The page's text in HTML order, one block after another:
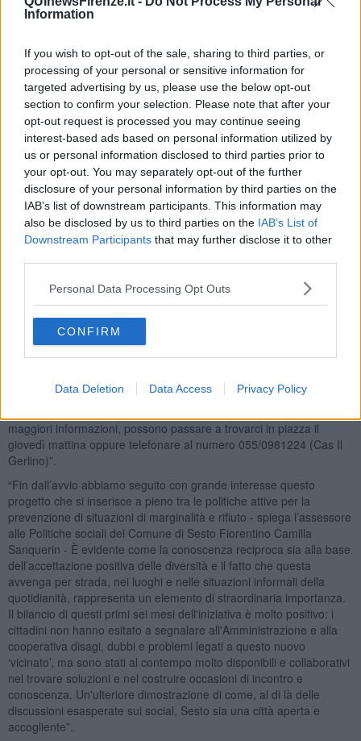
Information
If you wish to opt-out of the sale, sharing to third parties, or
processing of your personal or sensitive information for
targeted advertising by us, please use the below opt-out
section to confirm your selection. Please note that after your
opt-out request is processed you may continue seeing
interest-based ads based on personal information utilized by
us or personal information disclosed to third parties prior to
your opt-out. You may separately opt-out of the further
disclosure of your personal information by third parties on the
IAB’s list of downstream participants. This information may
also be disclosed by us to third parties on the IAB’s List of
Downstream Participants that may further disclose it to other
Personal Data Processing Opt Outs
CONFIRM
Data Deletion Data Access Privacy Policy
commercianti. Venerdì scorso i migranti che “si sono allenati” nella
ricerca attiva di un lavoro hanno simulato un colloquio di lavoro
grazie al titolare del Bar Blu Via Dante Alighieri. E le simulazioni
continueranno in futuro con il coinvolgimento delle altre attività
commerciali intercettate dai mediatori di strada.
Oltre a garantire la presenza fissa in piazza tutti i giovedì, per
l’ascolto e il dialogo, oltre a replicare i progetti già concretizzati
(l’operazione di pulizia e la simulazione del colloquio di lavoro) gli
operatori del centro di accoglienza organizzeranno nei prossimi
mesi anche visite guidate (condotte dal gruppo di frequentatori
abituali della piazza che porteranno i migranti del centro di
accoglienza a conoscere i luoghi storici del centro di Sesto
sestesi, negozianti, cittadini e migranti.
“Questo intervento – spiega Dalila De Pasquale, coordinatrice del
progetto per il Cenacolo - ci permette di osservare dinamiche di
incontro e tensioni che si ripetono sulla strada, raccogliendo
proposte di trasformazione dei conflitti da parte di residenti sestesi,
migranti, associazionismo, autorità e commercianti secondo un
modello di partecipazione e cittadinanza attiva e di dialogo dal
maggiori informazioni, possono passare a trovarci in piazza il
giovedì mattina oppure telefonare al numero 055/0981224 (Cas Il
Gerlino)”.
“Fin dall’avvio abbiamo seguito con grande interesse questo
progetto che si inserisce a pieno tra le politiche attive per la
prevenzione di situazioni di marginalità e rifiuto - spiega l’assessore
alle Politiche sociali del Comune di Sesto Fiorentino Camilla
Sanquerin - È evidente come la conoscenza reciproca sia alla base
dell’accettazione positiva delle diversità e il fatto che questa
avvenga per strada, nei luoghi e nelle situazioni informali della
quotidianità, rappresenta un elemento di straordinaria importanza.
Il bilancio di questi primi sei mesi dell'iniziativa è molto positivo: i
cittadini non hanno esitato a segnalare all'Amministrazione e alla
cooperativa disagi, dubbi e problemi legati a questo nuovo
‘vicinato’, ma sono stati al contempo molto disponibili e collaborativi
nel trovare soluzioni e nel costruire occasioni di incontro e
conoscenza. Un'ulteriore dimostrazione di come, al di là delle
discussioni esasperate sui social, Sesto sia una città aperta e
accogliente”.